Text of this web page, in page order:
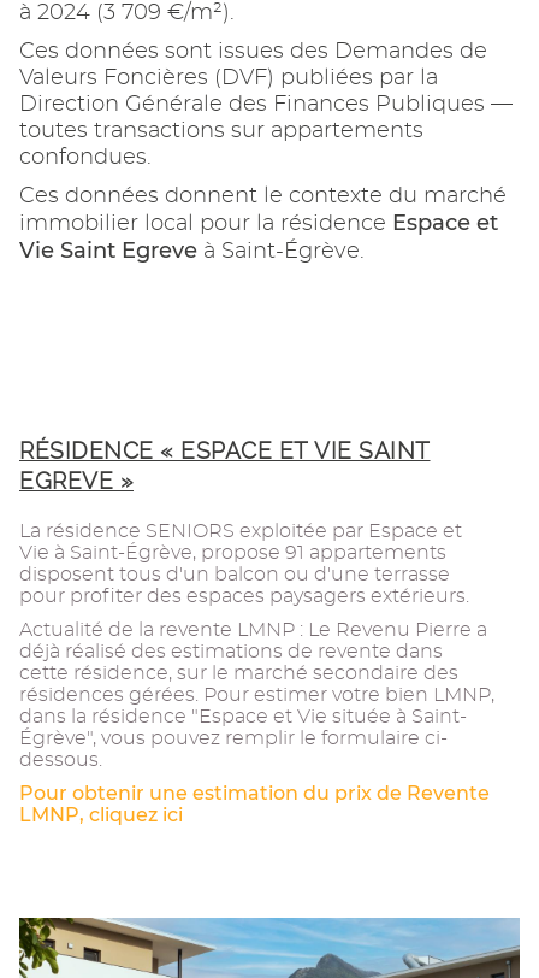
à 2024 (3 709 €/m²).
Ces données sont issues des Demandes de
Valeurs Foncières (DVF) publiées par la
Direction Générale des Finances Publiques —
toutes transactions sur appartements
confondues.
Ces données donnent le contexte du marché
immobilier local pour la résidence Espace et
Vie Saint Egreve à Saint-Égrève.
RÉSIDENCE « ESPACE ET VIE SAINT
EGREVE »
La résidence SENIORS exploitée par Espace et
Vie à Saint-Égrève, propose 91 appartements
disposent tous d'un balcon ou d'une terrasse
pour profiter des espaces paysagers extérieurs.
Actualité de la revente LMNP : Le Revenu Pierre a
déjà réalisé des estimations de revente dans
cette résidence, sur le marché secondaire des
résidences gérées. Pour estimer votre bien LMNP,
dans la résidence "Espace et Vie située à Saint-
Égrève", vous pouvez remplir le formulaire ci-
dessous.
Pour obtenir une estimation du prix de Revente
LMNP, cliquez ici